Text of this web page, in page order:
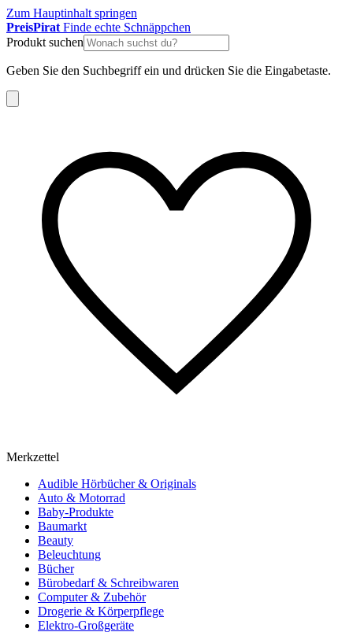
Zum Hauptinhalt springen
PreisPirat Finde echte Schnäppchen
Produkt suchen
Geben Sie den Suchbegriff ein und drücken Sie die Eingabetaste.
Merkzettel
Audible Hörbücher & Originals
Auto & Motorrad
Baby-Produkte
Baumarkt
Beauty
Beleuchtung
Bücher
Bürobedarf & Schreibwaren
Computer & Zubehör
Drogerie & Körperpflege
Elektro-Großgeräte